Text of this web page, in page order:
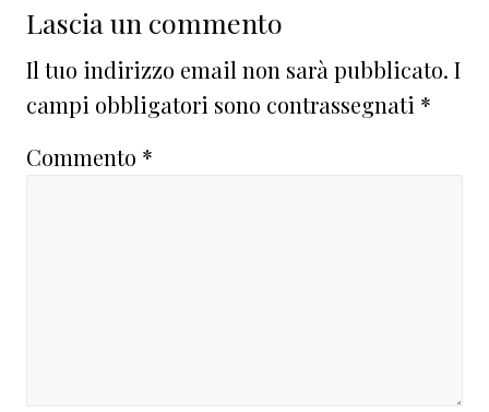
Interazioni
del
lettore
Lascia un commento
Il tuo indirizzo email non sarà pubblicato. I
campi obbligatori sono contrassegnati *
Commento *